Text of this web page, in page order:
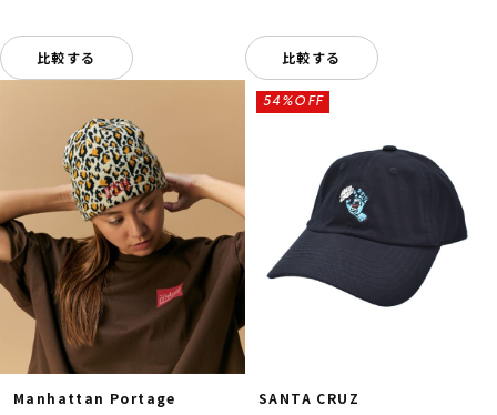
比較する 比較する
Manhattan Portage SANTA CRUZ
54%OFF